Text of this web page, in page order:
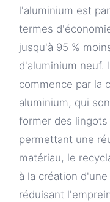
l'aluminium est
termes
jusqu'à 95 %
d'aluminium neuf.
commence par la
aluminium, qui
former des
permettant une
matériau, le
à la création
réduisant